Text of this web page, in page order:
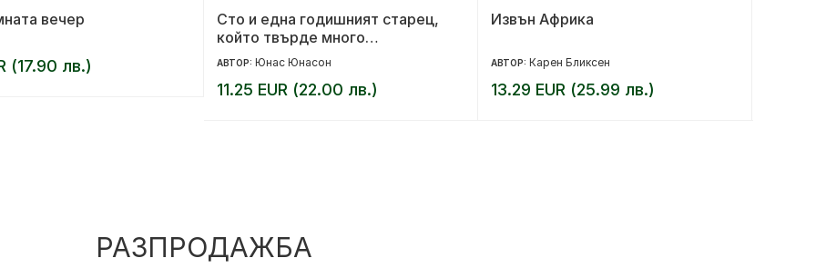
вечер
(17.90 лв.)
Сто и една годишният старец,
който твърде много
размишляваше
АВТОР: Юнас Юнасон
11.25 EUR (22.00 лв.)
Извън Африка
АВТОР: Карен Бликсен
13.29 EUR (25.99 лв.)
РАЗПРОДАЖБА